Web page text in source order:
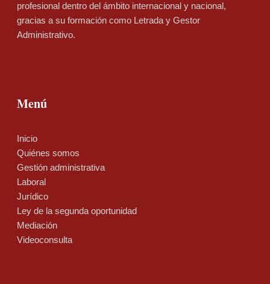
profesional dentro del ámbito internacional y nacional,
gracias a su formación como Letrada y Gestor
Administrativo.
Menú
Inicio
Quiénes somos
Gestión administrativa
Laboral
Jurídico
Ley de la segunda oportunidad
Mediación
Videoconsulta